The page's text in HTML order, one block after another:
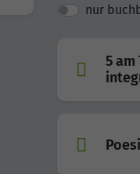
nur
5 am